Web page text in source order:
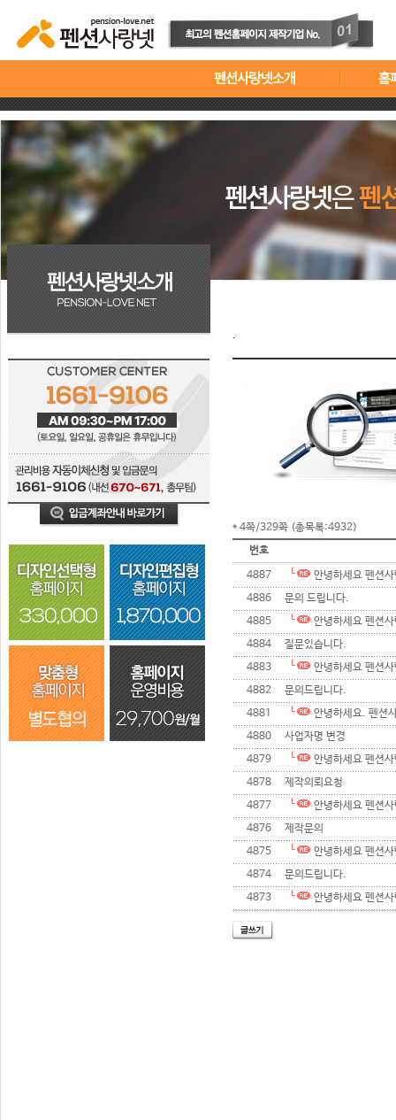
* 4쪽/329쪽 (총목록:4932)
번호
4887
안녕하세요 펜션
4886
문의 드립니다.
4885
안녕하세요 펜션
4884
질문있습니다.
4883
안녕하세요 펜션
4882
문의드립니다.
4881
안녕하세요. 펜션
4880
사업자명 변경
4879
안녕하세요 펜션
4878
제작의뢰요청
4877
안녕하세요 펜션
4876
제작문의
4875
안녕하세요 펜션
4874
문의드립니다.
4873
안녕하세요 펜션